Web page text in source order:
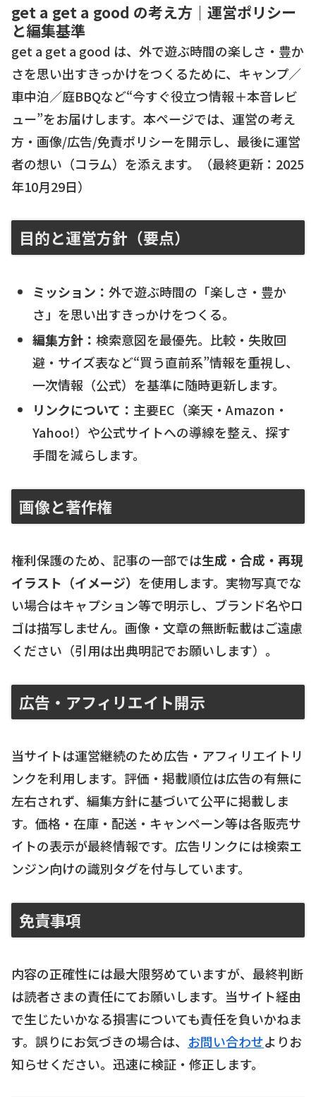
get a get a good の考え方｜運営ポリシー
と編集基準
get a get a good は、外で遊ぶ時間の楽しさ・豊か
さを思い出すきっかけをつくるために、キャンプ／
車中泊／庭BBQなど“今すぐ役立つ情報＋本音レビ
ュー”をお届けします。本ページでは、運営の考え
方・画像/広告/免責ポリシーを開示し、最後に運営
者の想い（コラム）を添えます。（最終更新： 2025
年10月29日）
目的と運営方針（要点）
ミッション： 外で遊ぶ時間の「楽しさ・豊か
さ」を思い出すきっかけをつくる。
編集方針： 検索意図を最優先。比較・失敗回
避・サイズ表など“買う直前系”情報を重視し、
一次情報（公式）を基準に随時更新します。
リンクについて： 主要EC（楽天・Amazon・
Yahoo!）や公式サイトへの導線を整え、探す
手間を減らします。
画像と著作権
権利保護のため、記事の一部では生成・合成・再現
イラスト（イメージ） を使用します。実物写真でな
い場合はキャプション等で明示し、ブランド名やロ
ゴは描写しません。画像・文章の無断転載はご遠慮
ください（引用は出典明記でお願いします）。
広告・アフィリエイト開示
当サイトは運営継続のため広告・アフィリエイトリ
ンクを利用します。評価・掲載順位は広告の有無に
左右されず、編集方針に基づいて公平に掲載しま
す。価格・在庫・配送・キャンペーン等は各販売サ
イトの表示が最終情報です。広告リンクには検索エ
ンジン向けの識別タグを付与しています。
免責事項
内容の正確性には最大限努めていますが、最終判断
は読者さまの責任にてお願いします。当サイト経由
で生じたいかなる損害についても責任を負いかねま
す。誤りにお気づきの場合は、 お問い合わせよりお
知らせください。迅速に検証・修正します。